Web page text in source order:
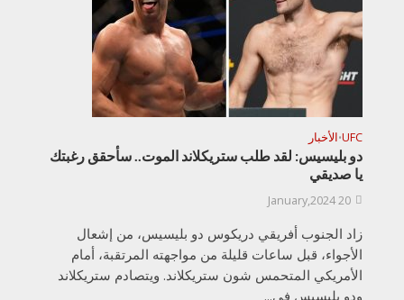
UFC
•الأخبار
دو بليسيس: لقد طلب ستريكلاند الموت.. سأحقق رغبتك
يا صديقي
20 January,2024
زاد الجنوب أفريقي دريكوس دو بليسيس، من إشعال
الأجواء، قبل ساعات قليلة من مواجهته المرتقبة، أمام
الأمريكي المتحمس شون ستريكلاند. ويتصادم ستريكلاند
ودو بليسيس في...